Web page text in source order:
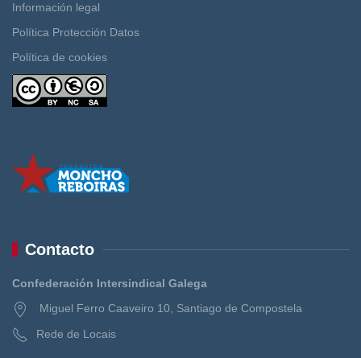
Información legal
Política Protección Datos
Política de cookies
Contacto
Confederación Intersindical Galega
Miguel Ferro Caaveiro 10, Santiago de Compostela
Rede de Locais